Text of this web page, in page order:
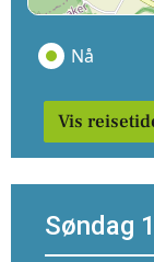
Nå
Vis
Søndag